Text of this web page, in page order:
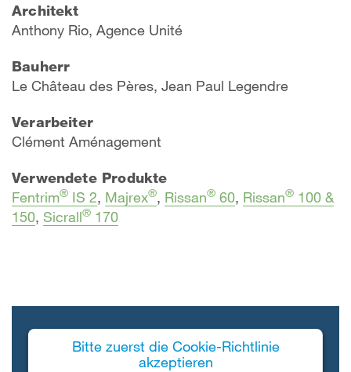
Architekt
Anthony Rio, Agence Unité
Bauherr
Le Château des Pères, Jean Paul Legendre
Verarbeiter
Clément Aménagement
Verwendete Produkte
Fentrim® IS 2, Majrex®, Rissan® 60, Rissan® 100 &
150, Sicrall® 170
Bitte zuerst die Cookie-Richtlinie
akzeptieren